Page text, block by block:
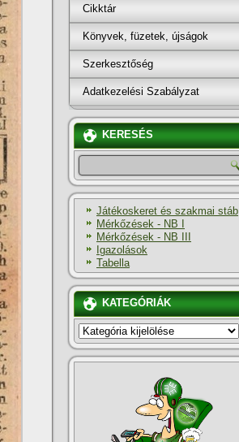
Cikktár
Könyvek, füzetek, újságok
Szerkesztőség
Adatkezelési Szabályzat
KERESÉS
Játékoskeret és szakmai stáb
Mérkőzések - NB I
Mérkőzések - NB III
Igazolások
Tabella
KATEGÓRIÁK
KATEGÓRIÁK